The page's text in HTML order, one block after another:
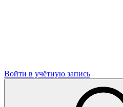
Войти в учётную запись